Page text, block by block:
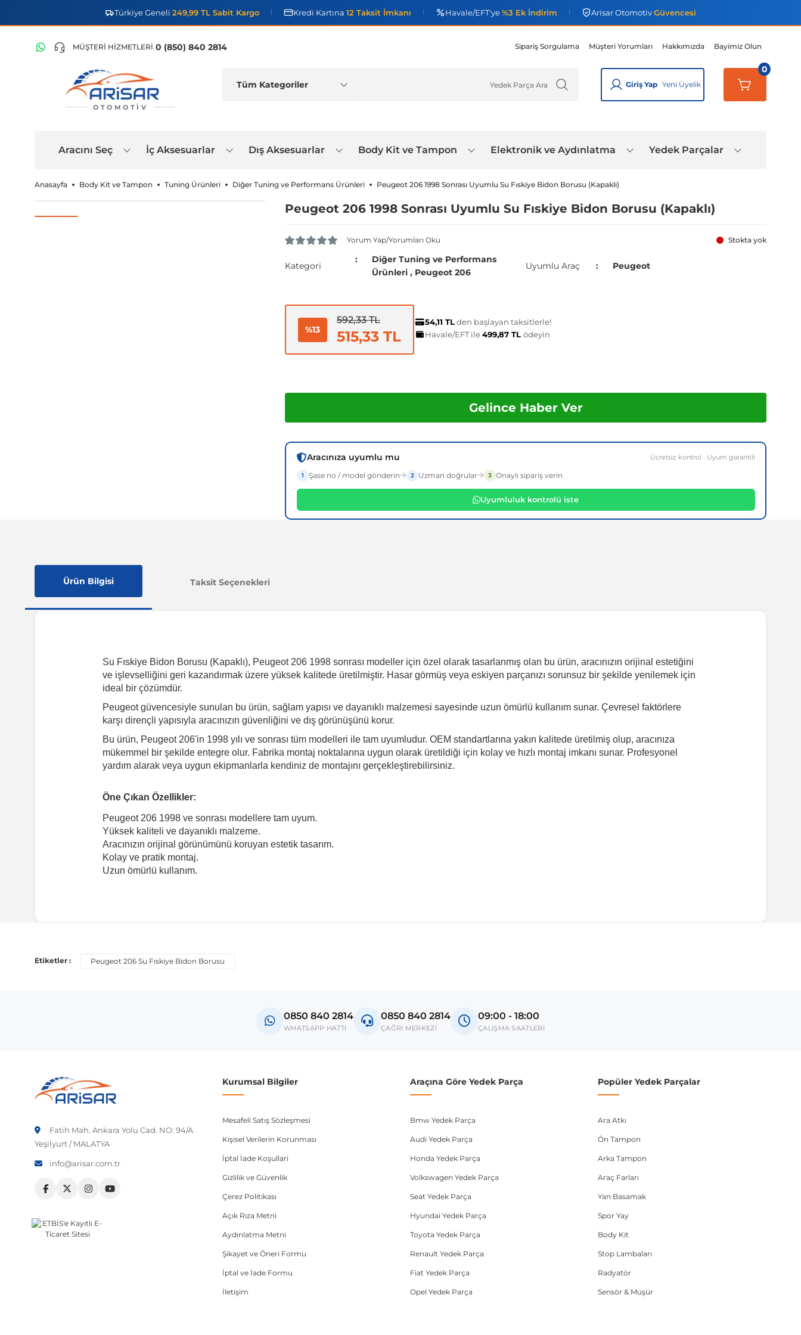
Türkiye Geneli 249,99 TL Sabit Kargo Kredi Kartına 12 Taksit İmkanı Havale/EFT'ye%3 Ek İndirim Arisar OtomotivGüvencesi
MÜŞTERİ HİZMETLERİ 0 (850) 840 2814 Sipariş Sorgulama Müşteri Yorumları Hakkımızda Bayimiz Olun
OTOMOTIV
Giriş Yap Yeni Üyelik
0
Aracını Seç İç Aksesuarlar Dış Aksesuarlar Body Kit ve Tampon Elektronik ve Aydınlatma Yedek Parçalar
Anasayfa Body Kit ve Tampon Tuning Ürünleri Diğer Tuning ve Performans Ürünleri Peugeot 206 1998 Sonrası Uyumlu Su Fıskiye Bidon Borusu (Kapaklı)
Peugeot 206 1998 Sonrası Uyumlu Su Fıskiye Bidon Borusu (Kapaklı)
Yorum Yap/Yorumları Oku Stokta yok
Kategori
Diğer Tuning ve Performans
Ürünleri , Peugeot 206
Uyumlu Araç Peugeot
%13
592,33 TL
515,33 TL
54,11 TLden başlayan taksitlerle!
Havale/EFT ile499,87 TL ödeyin
Gelince Haber Ver
Aracınıza uyumlu mu Ücretsiz kontrol · Uyum garantili
1 Şase no / model gönderin 2 Uzman doğrular 3 Onaylı sipariş verin
Uyumluluk kontrolü iste
Ürün Bilgisi Taksit Seçenekleri
Su Fıskiye Bidon Borusu (Kapaklı), Peugeot 206 1998 sonrası modeller için özel olarak tasarlanmış olan bu ürün, aracınızın orijinal estetiğini
ve işlevselliğini geri kazandırmak üzere yüksek kalitede üretilmiştir. Hasar görmüş veya eskiyen parçanızı sorunsuz bir şekilde yenilemek için
ideal bir çözümdür.
Peugeot güvencesiyle sunulan bu ürün, sağlam yapısı ve dayanıklı malzemesi sayesinde uzun ömürlü kullanım sunar. Çevresel faktörlere
karşı dirençli yapısıyla aracınızın güvenliğini ve dış görünüşünü korur.
Bu ürün, Peugeot 206'in 1998 yılı ve sonrası tüm modelleri ile tam uyumludur. OEM standartlarına yakın kalitede üretilmiş olup, aracınıza
mükemmel bir şekilde entegre olur. Fabrika montaj noktalarına uygun olarak üretildiği için kolay ve hızlı montaj imkanı sunar. Profesyonel
yardım alarak veya uygun ekipmanlarla kendiniz de montajını gerçekleştirebilirsiniz.
Öne Çıkan Özellikler:
Peugeot 206 1998 ve sonrası modellere tam uyum.
Yüksek kaliteli ve dayanıklı malzeme.
Aracınızın orijinal görünümünü koruyan estetik tasarım.
Kolay ve pratik montaj.
Uzun ömürlü kullanım.
Etiketler : Peugeot 206 Su Fıskiye Bidon Borusu
0850 840 2814
WHATSAPP HATTI
0850 840 2814
ÇAĞRI MERKEZİ
09:00 - 18:00
ÇALIŞMA SAATLERİ
Fatih Mah. Ankara Yolu Cad. NO: 94/A
Yeşilyurt / MALATYA
info@arisar.com.tr
Kurumsal Bilgiler
Mesafeli Satış Sözleşmesi
Kişisel Verilerin Korunması
İptal İade Koşullari
Gizlilik ve Güvenlik
Çerez Politikası
Açık Rıza Metni
Aydınlatma Metni
Şikayet ve Öneri Formu
İptal ve İade Formu
İletişim
Araçına Göre Yedek Parça
Bmw Yedek Parça
Audi Yedek Parça
Honda Yedek Parça
Volkswagen Yedek Parça
Seat Yedek Parça
Hyundai Yedek Parça
Toyota Yedek Parça
Renault Yedek Parça
Fiat Yedek Parça
Opel Yedek Parça
Popüler Yedek Parçalar
Ara Atkı
Ön Tampon
Arka Tampon
Araç Farları
Yan Basamak
Spor Yay
Body Kit
Stop Lambaları
Radyatör
Sensör & Müşür